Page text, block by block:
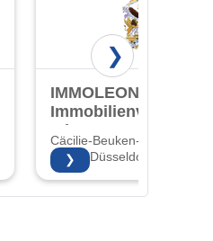
IMMOLEON24 -
Immobilienverkauf
mit Herz!
Cäcilie-Beuken-Str. 3 3
40597 Düsseldorf
❯
❯